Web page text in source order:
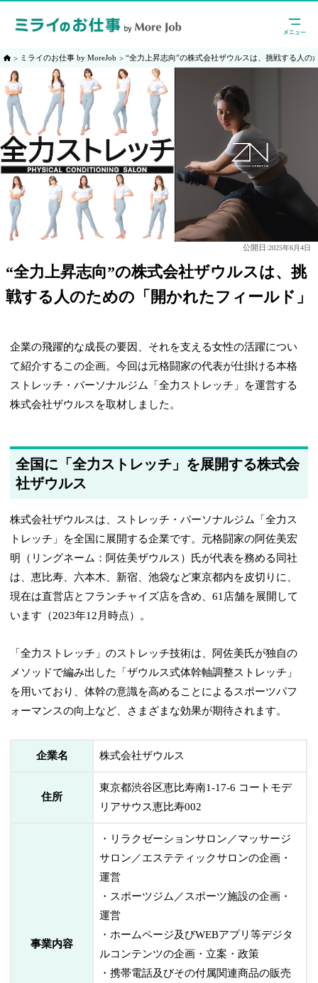
ミライのお仕事 by MoreJob “全力上昇志向”の株式会社ザウルスは、挑戦する人の
公開日:2025年6月4日
“全力上昇志向”の株式会社ザウルスは、挑
戦する人のための「開かれたフィールド」
企業の飛躍的な成長の要因、それを支える女性の活躍につい
て紹介するこの企画。今回は元格闘家の代表が仕掛ける本格
ストレッチ・パーソナルジム「全力ストレッチ」を運営する
株式会社ザウルスを取材しました。
全国に「全力ストレッチ」を展開する株式会
社ザウルス
株式会社ザウルスは、ストレッチ・パーソナルジム「全力ス
トレッチ」を全国に展開する企業です。元格闘家の阿佐美宏
明（リングネーム：阿佐美ザウルス）氏が代表を務める同社
は、恵比寿、六本木、新宿、池袋など東京都内を皮切りに、
現在は直営店とフランチャイズ店を含め、61店舗を展開して
います（2023年12月時点）。
「全力ストレッチ」のストレッチ技術は、阿佐美氏が独自の
メソッドで編み出した「ザウルス式体幹軸調整ストレッチ」
を用いており、体幹の意識を高めることによるスポーツパフ
ォーマンスの向上など、さまざまな効果が期待されます。
企業名 株式会社ザウルス
住所
東京都渋谷区恵比寿南1-17-6 コートモデ
リアサウス恵比寿002
事業内容
・リラクゼーションサロン／マッサージ
サロン／エステティックサロンの企画・
運営
・スポーツジム／スポーツ施設の企画・
運営
・ホームページ及びWEBアプリ等デジタ
ルコンテンツの企画・立案・政策
・携帯電話及びその付属関連商品の販売